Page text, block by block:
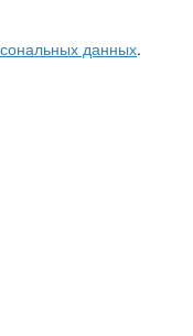
данных.